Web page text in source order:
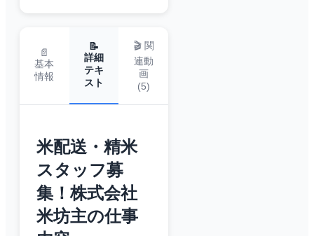
📄
基本
情報
📝
詳細
テキ
スト
🎬 関
連動
画
(5)
米配送・精米
スタッフ募
集！株式会社
米坊主の仕事